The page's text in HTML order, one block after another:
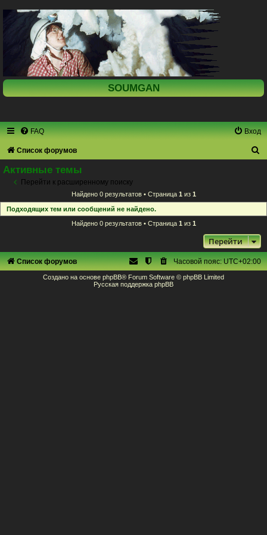
SOUMGAN
FAQ Вход
Список форумов
Активные темы
Перейти к расширенному поиску
Найдено 0 результатов • Страница 1 из 1
Подходящих тем или сообщений не найдено.
Найдено 0 результатов • Страница 1 из 1
Перейти
Список форумов Часовой пояс:UTC+02:00
Создано на основе phpBB® Forum Software © phpBB Limited
Русская поддержка phpBB